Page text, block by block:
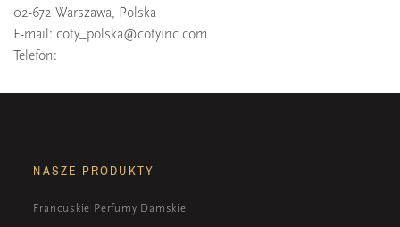
02-672 Warszawa, Polska
E-mail: coty_polska@cotyinc.com
Telefon:
NASZE PRODUKTY
Francuskie Perfumy Damskie